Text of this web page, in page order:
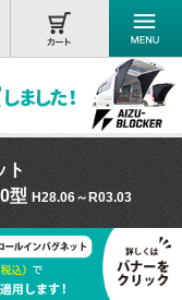
ト
型 H28.06～R03.03